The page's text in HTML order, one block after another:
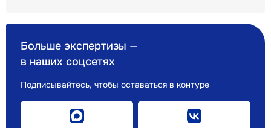
Больше экспертизы —
в наших соцсетях
Подписывайтесь, чтобы оставаться в контуре